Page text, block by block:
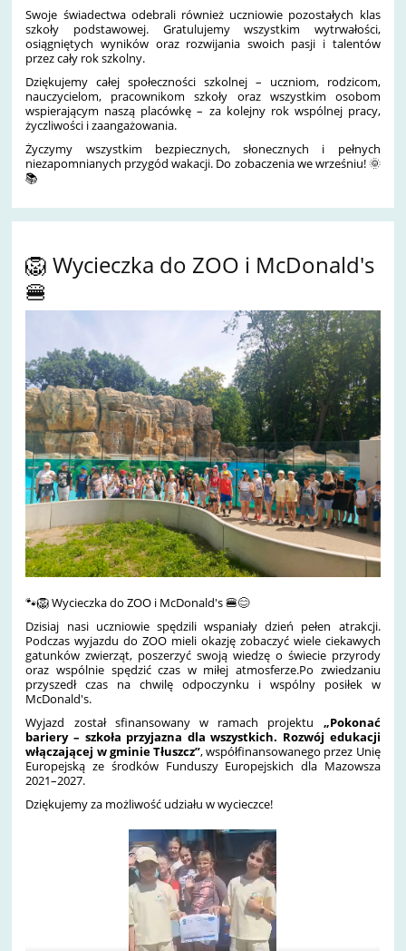
Swoje świadectwa odebrali również uczniowie pozostałych klas
szkoły podstawowej. Gratulujemy wszystkim wytrwałości,
osiągniętych wyników oraz rozwijania swoich pasji i talentów
przez cały rok szkolny.
Dziękujemy całej społeczności szkolnej – uczniom, rodzicom,
nauczycielom, pracownikom szkoły oraz wszystkim osobom
wspierającym naszą placówkę – za kolejny rok wspólnej pracy,
życzliwości i zaangażowania.
Życzymy wszystkim bezpiecznych, słonecznych i pełnych
niezapomnianych przygód wakacji. Do zobaczenia we wrześniu! 🌞
📚
🦁 Wycieczka do ZOO i McDonald's
🍔
🐾🦁 Wycieczka do ZOO i McDonald's 🍔😊
Dzisiaj nasi uczniowie spędzili wspaniały dzień pełen atrakcji.
Podczas wyjazdu do ZOO mieli okazję zobaczyć wiele ciekawych
gatunków zwierząt, poszerzyć swoją wiedzę o świecie przyrody
oraz wspólnie spędzić czas w miłej atmosferze.Po zwiedzaniu
przyszedł czas na chwilę odpoczynku i wspólny posiłek w
McDonald's.
Wyjazd został sfinansowany w ramach projektu „Pokonać
bariery – szkoła przyjazna dla wszystkich. Rozwój edukacji
włączającej w gminie Tłuszcz”, współfinansowanego przez Unię
Europejską ze środków Funduszy Europejskich dla Mazowsza
2021–2027.
Dziękujemy za możliwość udziału w wycieczce!